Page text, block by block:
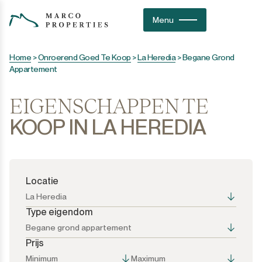
Menu
Home >Onroerend Goed Te Koop >La Heredia>Begane Grond
Appartement
EIGENSCHAPPEN TE
KOOP IN LA HEREDIA
Locatie
La Heredia
Alle opties
Type eigendom
Begane grond appartement
Alle opties
Prijs
Minimum Maximum